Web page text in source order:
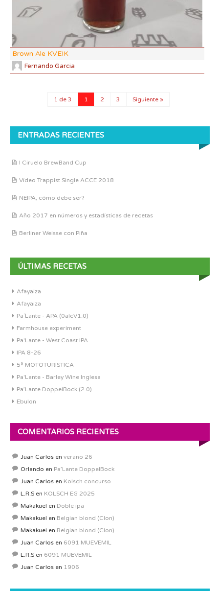
Brown Ale KVEIK
Fernando Garcia
1 de 3 1 2 3 Siguiente »
ENTRADAS RECIENTES
I Ciruelo BrewBand Cup
Vídeo Trappist Single ACCE 2018
NEIPA, cómo debe ser?
Año 2017 en números y estadísticas de recetas
Berliner Weisse con Piña
ÚLTIMAS RECETAS
Afayaiza
Afayaiza
Pa´Lante - APA (0alcV1.0)
Farmhouse experiment
Pa'Lante - West Coast IPA
IPA 8-26
5ª MOTOTURISTICA
Pa'Lante - Barley Wine Inglesa
Pa’Lante DoppelBock (2.0)
Ebulon
COMENTARIOS RECIENTES
Juan Carlos en verano 26
Orlando en Pa’Lante DoppelBock
Juan Carlos en Kolsch concurso
L.R.S en KOLSCH EG 2025
Makakuel en Doble ipa
Makakuel en Belgian blond (Clon)
Makakuel en Belgian blond (Clon)
Juan Carlos en 6091 MUEVEMIL
L.R.S en 6091 MUEVEMIL
Juan Carlos en 1906